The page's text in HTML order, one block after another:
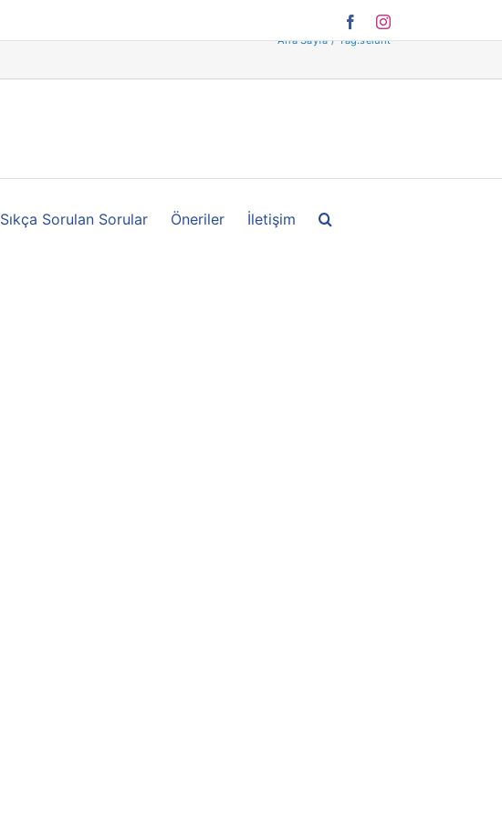
FacebookInstagram
Sıkça Sorulan Sorular Öneriler İletişim
Ana Sayfa Tag:selülit